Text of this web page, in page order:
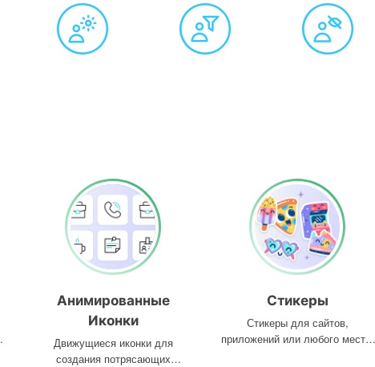
Анимированные
Иконки
Движущиеся иконки для
создания потрясающих
Стикеры
Стикеры для сайтов,
приложений или любого места,